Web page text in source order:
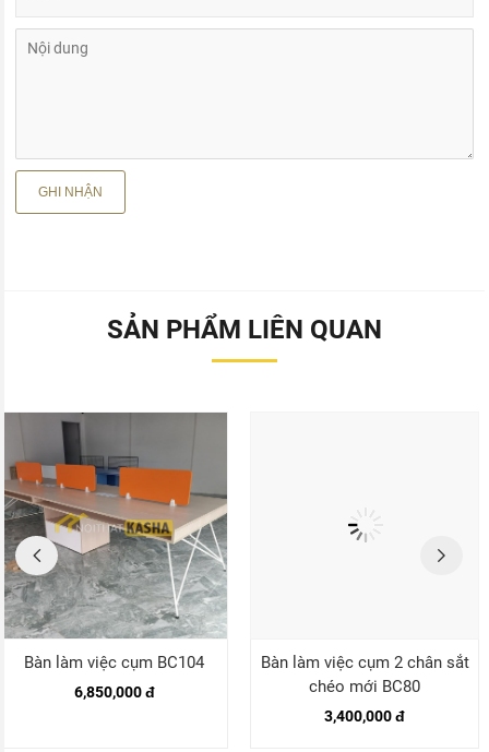
SẢN PHẨM LIÊN QUAN
Bàn làm việc cụm BC104
6,850,000 đ
Bàn làm việc cụm 2 chân sắt
chéo mới BC80
3,400,000 đ